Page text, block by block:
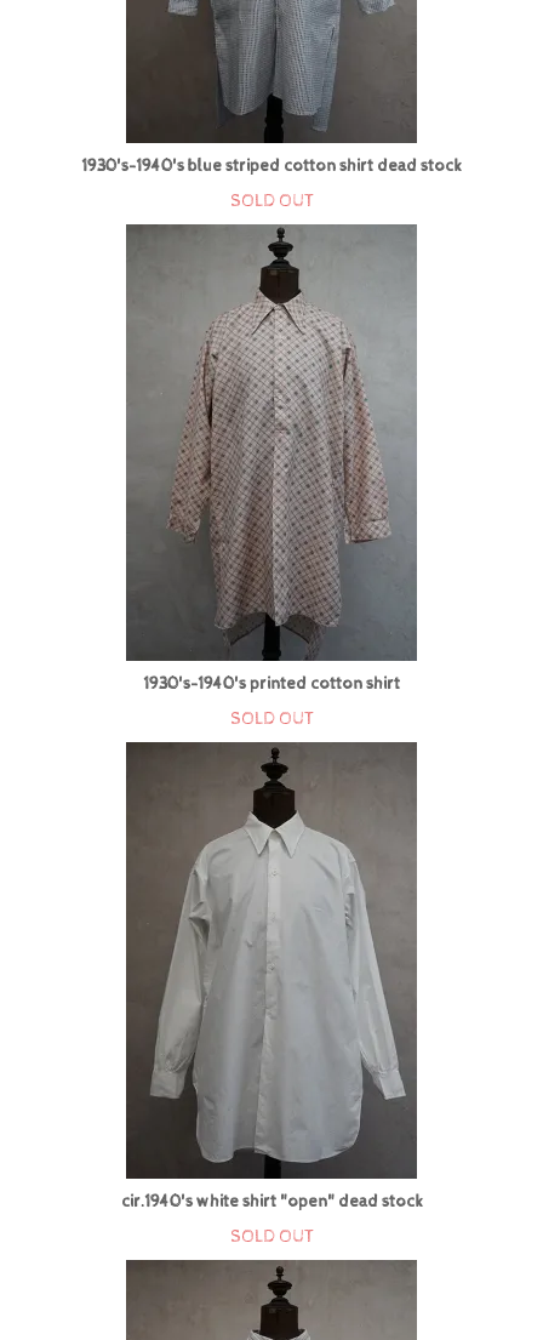
1930's-1940's blue striped cotton shirt dead stock
SOLD OUT
1930's-1940's printed cotton shirt
SOLD OUT
cir.1940's white shirt "open" dead stock
SOLD OUT